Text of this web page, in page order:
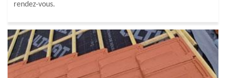
rendez-vous.